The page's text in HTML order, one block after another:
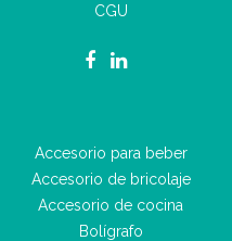
CGU
Accesorio para beber
Accesorio de bricolaje
Accesorio de cocina
Bolígrafo